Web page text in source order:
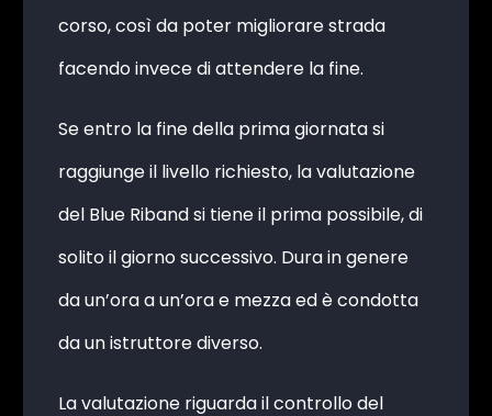
corso, così da poter migliorare strada
facendo invece di attendere la fine.
Se entro la fine della prima giornata si
raggiunge il livello richiesto, la valutazione
del Blue Riband si tiene il prima possibile, di
solito il giorno successivo. Dura in genere
da un’ora a un’ora e mezza ed è condotta
da un istruttore diverso.
La valutazione riguarda il controllo del